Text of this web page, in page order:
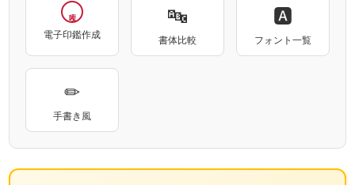
電子印鑑作成
🔤
書体比較
🅰
フォント一覧
✏
手書き風